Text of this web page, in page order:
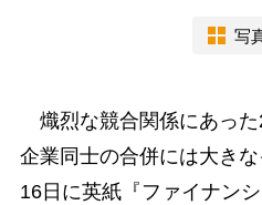
写
熾烈な競合関係にあっ
企業同士の合併には大き
16日に英紙『ファイナン